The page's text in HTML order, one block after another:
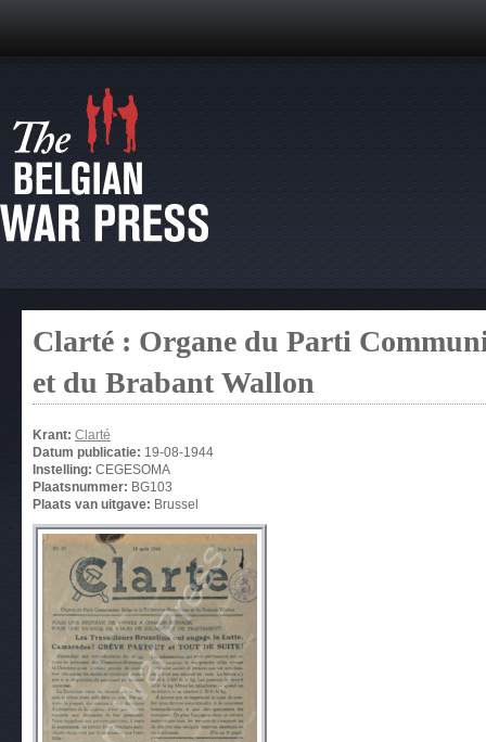
Clarté : Organe du Parti
et du Brabant Wallon
Krant: Clarté
Datum publicatie: 19-08-1944
Instelling: CEGESOMA
Plaatsnummer: BG103
Plaats van uitgave: Brussel